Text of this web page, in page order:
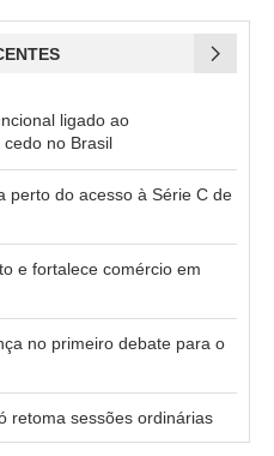
ligado ao
no Brasil
perto do acesso à Série C de
e fortalece comércio em
no primeiro debate para o
retoma sessões ordinárias